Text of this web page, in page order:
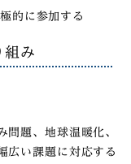
的に参加する
組み
問題、地球温暖化、
広い課題に対応する